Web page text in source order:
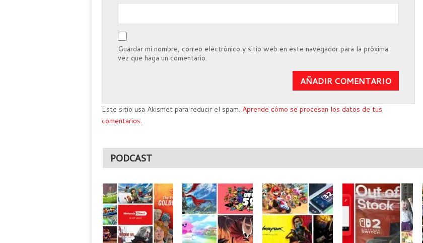
Guardar mi nombre, correo electrónico y sitio web en este navegador para la próxima
vez que haga un comentario.
Este sitio usa Akismet para reducir el spam. Aprende cómo se procesan los datos de tus
comentarios.
PODCAST